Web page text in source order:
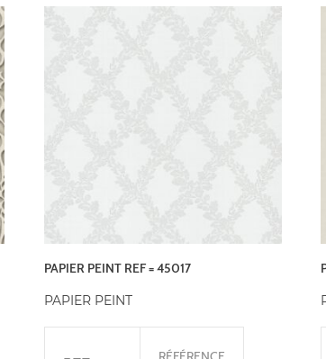
PAPIER PEINT REF = 45017
PAPIER PEINT